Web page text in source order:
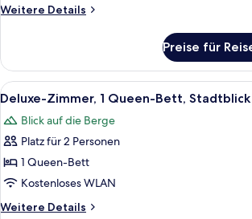
Weitere Details
Weitere
Suite,
Stadtblick
(Deluxe)
Preise für
Alle
Fotos
für
Deluxe-
Zimmer,
1
Queen-
Deluxe-
10
Deluxe-Zimmer, 1 Queen-Bett, Stadtblick
Blick auf die Berge
Platz für 2 Personen
1 Queen-Bett
Kostenloses WLAN
Weitere Details
Weitere